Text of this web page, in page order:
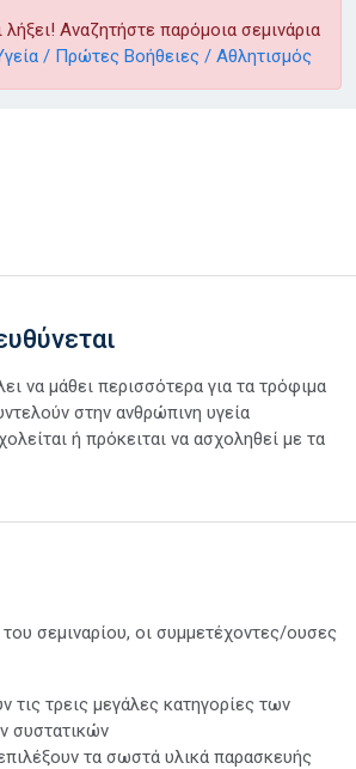
λήξει! Αναζητήστε παρόμοια σεμινάρια
/ Πρώτες Βοήθειες / Αθλητισμός
να μάθει περισσότερα για τα τρόφιμα
στην ανθρώπινη υγεία
ή πρόκειται να ασχοληθεί με τα
σεμιναρίου, οι συμμετέχοντες/ουσες
τις τρεις μεγάλες κατηγορίες των
συστατικών
τα σωστά υλικά παρασκευής